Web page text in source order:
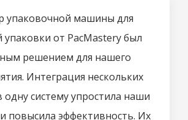
упаковочной машины для
упаковки от PacMastery был
решением для нашего
Интеграция нескольких
систему упростила наши
повысила эффективность. Их